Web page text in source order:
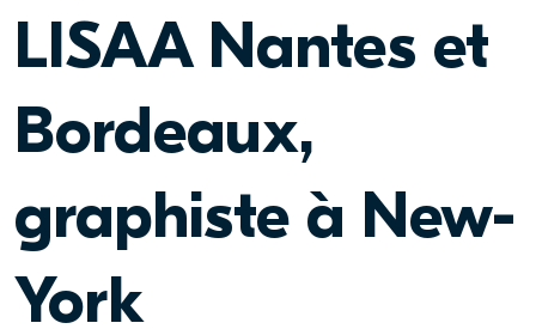
LISAA Nantes et
Bordeaux,
graphiste à New-
York